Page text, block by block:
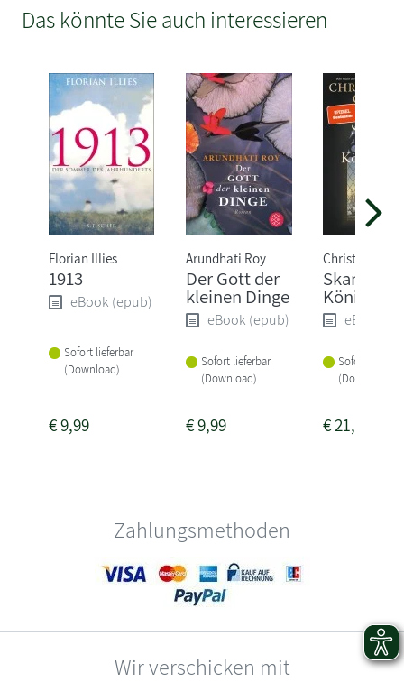
Das könnte Sie auch interessieren
Florian Illies
1913
eBook (epub)
Sofort lieferbar
(Download)
€9,99
Arundhati Roy
Der Gott der
kleinen Dinge
eBook (epub)
Sofort lieferbar
(Download)
€9,99
Christopher
Skandal in
eBook
Sofort
(Download)
€21,99
Zahlungsmethoden
Wir verschicken mit